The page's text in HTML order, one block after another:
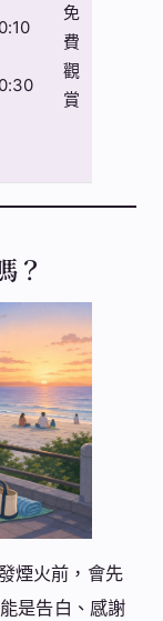
免
費
觀
賞
？
煙火前，會先
是告白、感謝